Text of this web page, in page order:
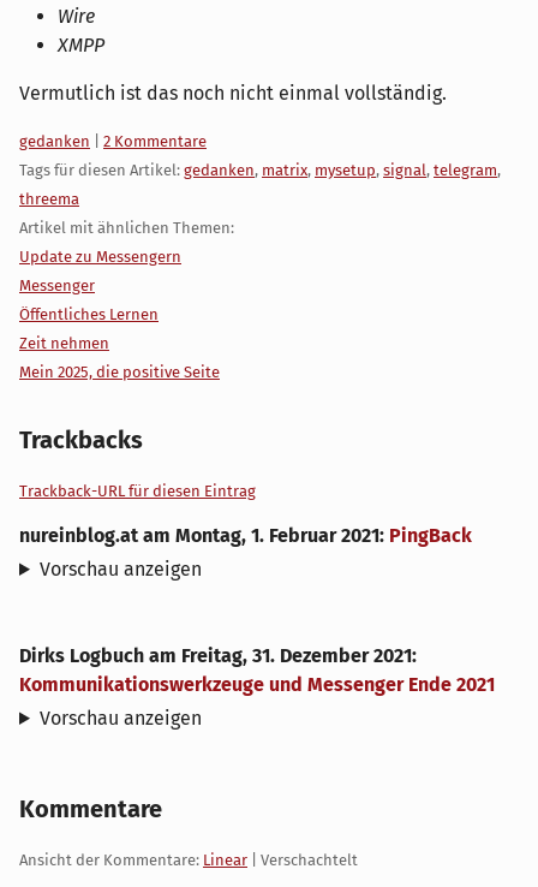
Wire
XMPP
Vermutlich ist das noch nicht einmal vollständig.
Kategorien:
gedanken
2 Kommentare
Tags für diesen Artikel: gedanken, matrix, mysetup, signal, telegram,
threema
Artikel mit ähnlichen Themen:
Update zu Messengern
Messenger
Öffentliches Lernen
Zeit nehmen
Mein 2025, die positive Seite
Trackbacks
Trackback-URL für diesen Eintrag
nureinblog.at am Montag, 1. Februar 2021: PingBack
Vorschau anzeigen
Dirks Logbuch am Freitag, 31. Dezember 2021:
Kommunikationswerkzeuge und Messenger Ende 2021
Vorschau anzeigen
Kommentare
Ansicht der Kommentare: Linear | Verschachtelt